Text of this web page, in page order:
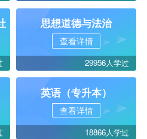
思想道德与法治
查看详情
29956人学过
英语（专升本）
查看详情
18866人学过